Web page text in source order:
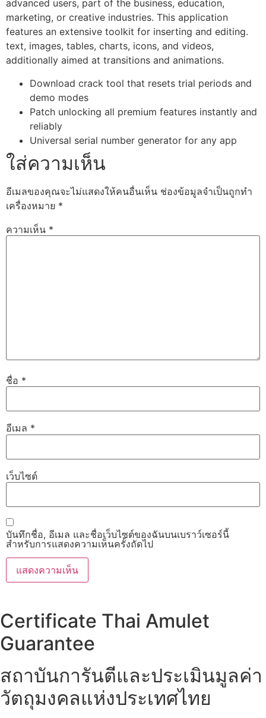
advanced users, part of the business, education,
marketing, or creative industries. This application
features an extensive toolkit for inserting and editing.
text, images, tables, charts, icons, and videos,
additionally aimed at transitions and animations.
Download crack tool that resets trial periods and
demo modes
Patch unlocking all premium features instantly and
reliably
Universal serial number generator for any app
ใส่ความเห็น
อีเมลของคุณจะไม่แสดงให้คนอื่นเห็น ช่องข้อมูลจำเป็นถูกทำ
เครื่องหมาย *
ความเห็น *
ชื่อ *
อีเมล *
เว็บไซต์
บันทึกชื่อ, อีเมล และชื่อเว็บไซต์ของฉันบนเบราว์เซอร์นี้
สำหรับการแสดงความเห็นครั้งถัดไป
Certificate Thai Amulet
Guarantee
สถาบันการันตีและประเมินมูลค่า
วัตถุมงคลแห่งประเทศไทย